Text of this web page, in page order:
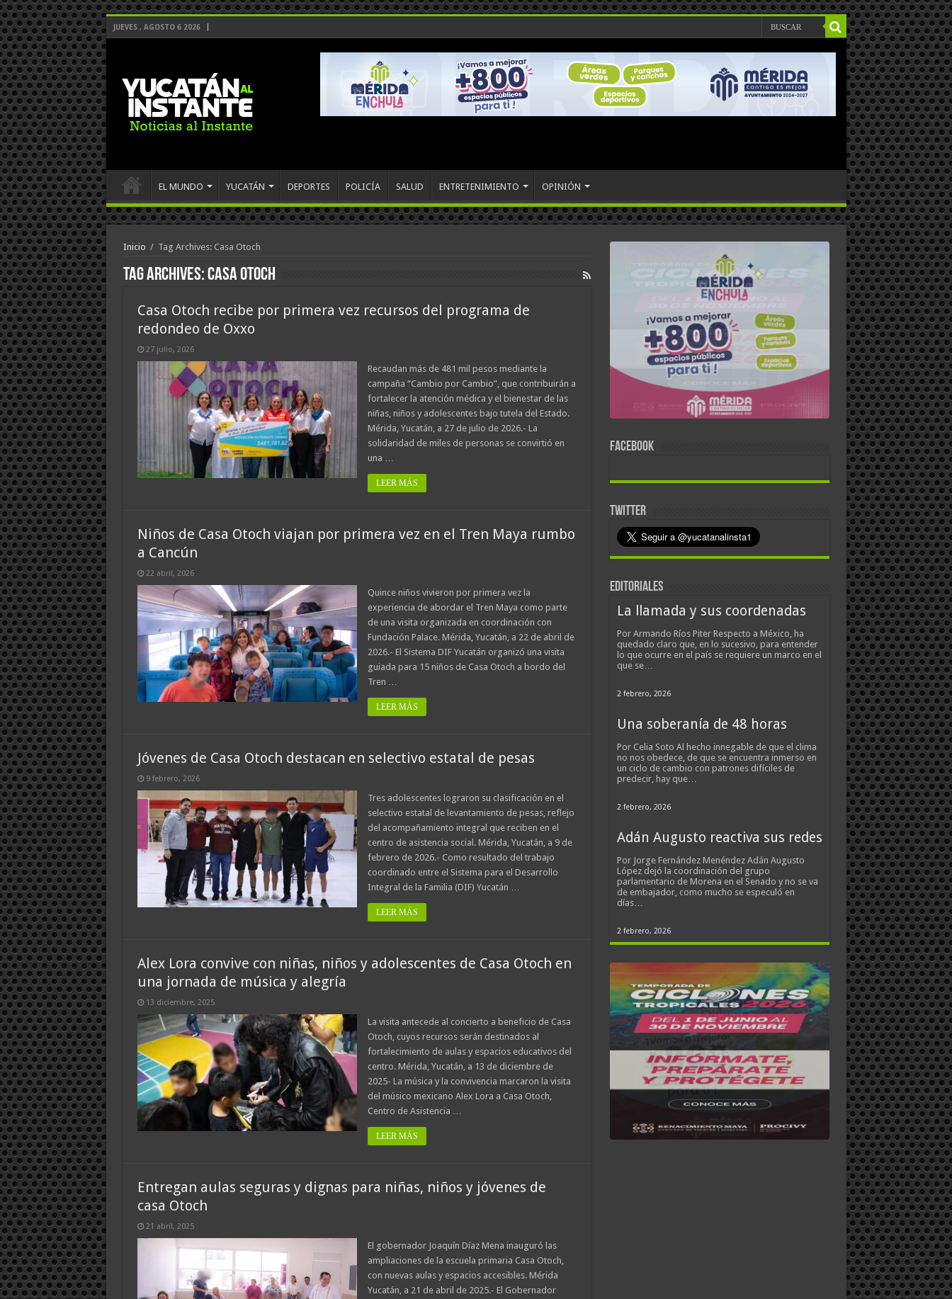
JUEVES , AGOSTO 6 2026
EL MUNDO YUCATÁN DEPORTES POLICÍA SALUD ENTRETENIMIENTO OPINIÓN
Inicio / Tag Archives: Casa Otoch
Tag Archives:Casa Otoch
Casa Otoch recibe por primera vez recursos del programa de
redondeo de Oxxo
27 julio, 2026
Recaudan más de 481 mil pesos mediante la
campaña “Cambio por Cambio”, que contribuirán a
fortalecer la atención médica y el bienestar de las
niñas, niños y adolescentes bajo tutela del Estado.
Mérida, Yucatán, a 27 de julio de 2026.- La
solidaridad de miles de personas se convirtió en
una …
LEER MÁS
Niños de Casa Otoch viajan por primera vez en el Tren Maya rumbo
a Cancún
22 abril, 2026
Quince niños vivieron por primera vez la
experiencia de abordar el Tren Maya como parte
de una visita organizada en coordinación con
Fundación Palace. Mérida, Yucatán, a 22 de abril de
2026.- El Sistema DIF Yucatán organizó una visita
guiada para 15 niños de Casa Otoch a bordo del
Tren …
LEER MÁS
Jóvenes de Casa Otoch destacan en selectivo estatal de pesas
9 febrero, 2026
Tres adolescentes lograron su clasificación en el
selectivo estatal de levantamiento de pesas, reflejo
del acompañamiento integral que reciben en el
centro de asistencia social. Mérida, Yucatán, a 9 de
febrero de 2026.- Como resultado del trabajo
coordinado entre el Sistema para el Desarrollo
Integral de la Familia (DIF) Yucatán …
LEER MÁS
Alex Lora convive con niñas, niños y adolescentes de Casa Otoch en
una jornada de música y alegría
13 diciembre, 2025
La visita antecede al concierto a beneficio de Casa
Otoch, cuyos recursos serán destinados al
fortalecimiento de aulas y espacios educativos del
centro. Mérida, Yucatán, a 13 de diciembre de
2025- La música y la convivencia marcaron la visita
del músico mexicano Alex Lora a Casa Otoch,
Centro de Asistencia …
LEER MÁS
Entregan aulas seguras y dignas para niñas, niños y jóvenes de
casa Otoch
21 abril, 2025
El gobernador Joaquín Díaz Mena inauguró las
ampliaciones de la escuela primaria Casa Otoch,
con nuevas aulas y espacios accesibles. Mérida
Yucatán, a 21 de abril de 2025.- El Gobernador
FACEBOOK
TWITTER
EDITORIALES
La llamada y sus coordenadas
Por Armando Ríos Piter Respecto a México, ha
quedado claro que, en lo sucesivo, para entender
lo que ocurre en el país se requiere un marco en el
que se…
2 febrero, 2026
Una soberanía de 48 horas
Por Celia Soto Al hecho innegable de que el clima
no nos obedece, de que se encuentra inmerso en
un ciclo de cambio con patrones difíciles de
predecir, hay que…
2 febrero, 2026
Adán Augusto reactiva sus redes
Por Jorge Fernández Menéndez Adán Augusto
López dejó la coordinación del grupo
parlamentario de Morena en el Senado y no se va
de embajador, como mucho se especuló en
días…
2 febrero, 2026